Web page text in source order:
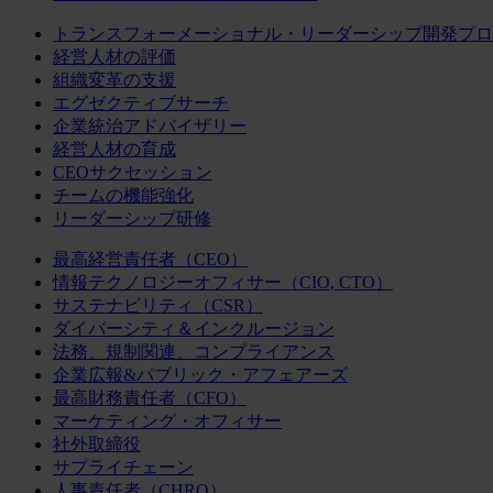
トランスフォーメーショナル・リーダーシップ開発プ
経営人材の評価
組織変革の支援
エグゼクティブサーチ
企業統治アドバイザリー
経営人材の育成
CEOサクセッション
チームの機能強化
リーダーシップ研修
最高経営責任者（CEO）
情報テクノロジーオフィサー（CIO, CTO）
サステナビリティ（CSR）
ダイバーシティ＆インクルージョン
法務、規制関連、コンプライアンス
企業広報&パブリック・アフェアーズ
最高財務責任者（CFO）
マーケティング・オフィサー
社外取締役
サプライチェーン